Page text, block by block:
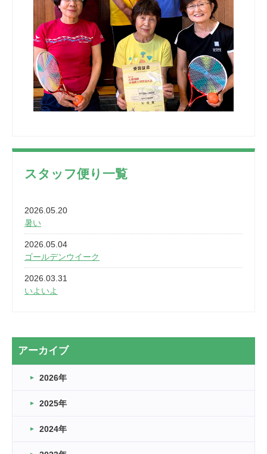
スタッフ便り一覧
2026.05.20
暑い
2026.05.04
ゴールデンウイーク
2026.03.31
いよいよ
2026.03.20
なぎなた
2026.03.16
車いすバスケとRくんのお話
アーカイブ
2026年
2025年
2024年